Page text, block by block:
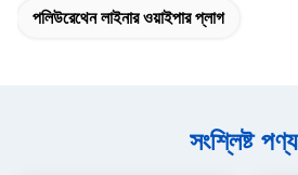
পলিউরেথেন লাইনার ওয়াইপার প্লাগ
সংশ্লিষ্ট পণ্য